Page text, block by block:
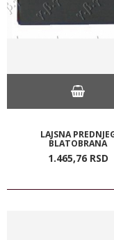
LAJSNA
BLATOBRANA
1.465,76 RSD